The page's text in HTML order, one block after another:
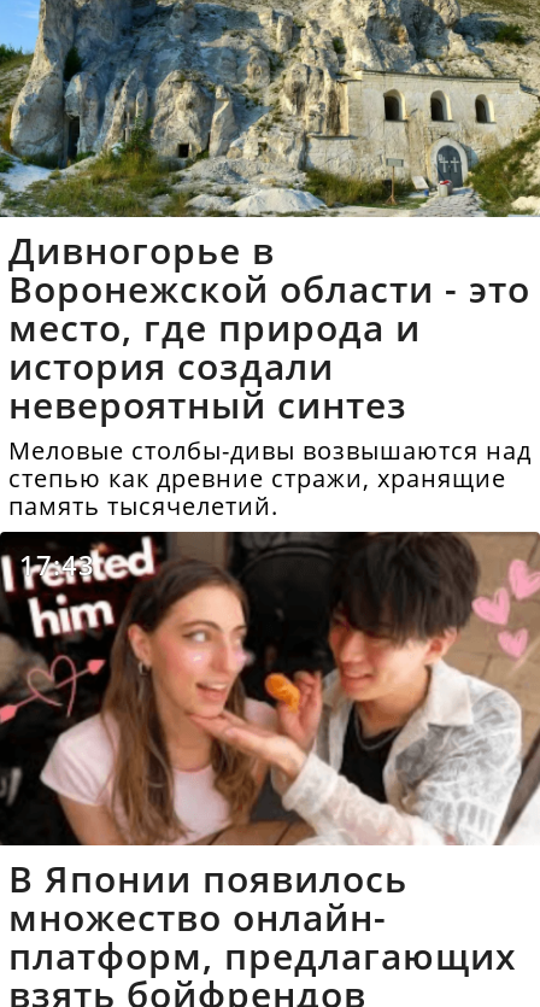
Дивногорье в
Воронежской области - это
место, где природа и
история создали
невероятный синтез
Меловые столбы-дивы возвышаются над
степью как древние стражи, хранящие
память тысячелетий.
17:43
В Японии появилось
множество онлайн-
платформ, предлагающих
взять бойфрендов